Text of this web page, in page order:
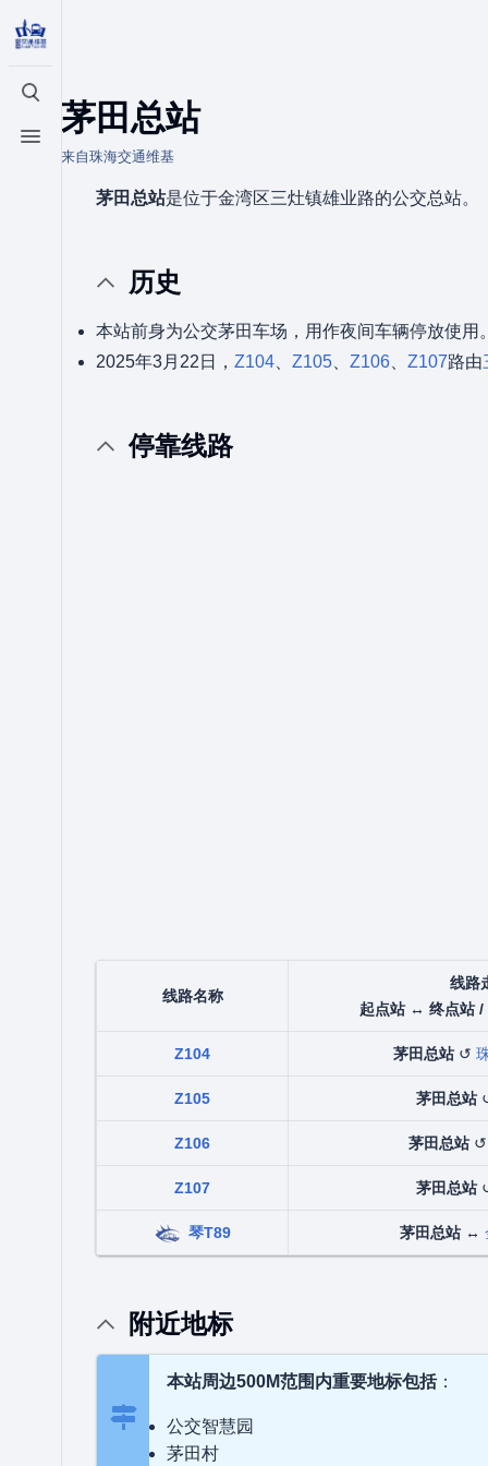
打开/关闭搜索
打开/关闭菜单
茅田总站
来自珠海交通维基
茅田总站是位于金湾区三灶镇雄业路的公交总站。
历史
本站前身为公交茅田车场，用作夜间车辆停放使用
2025年3月22日， Z104 Z105 Z106 Z107路由
停靠线路
线路名称
线路
起点站 ↔ 终点站
Z104 茅田总站↺
Z105 茅田总站
Z106 茅田总站
Z107 茅田总站
琴T89 茅田总站↔
附近地标
本站周边500M范围内重要地标包括：
公交智慧园
茅田村